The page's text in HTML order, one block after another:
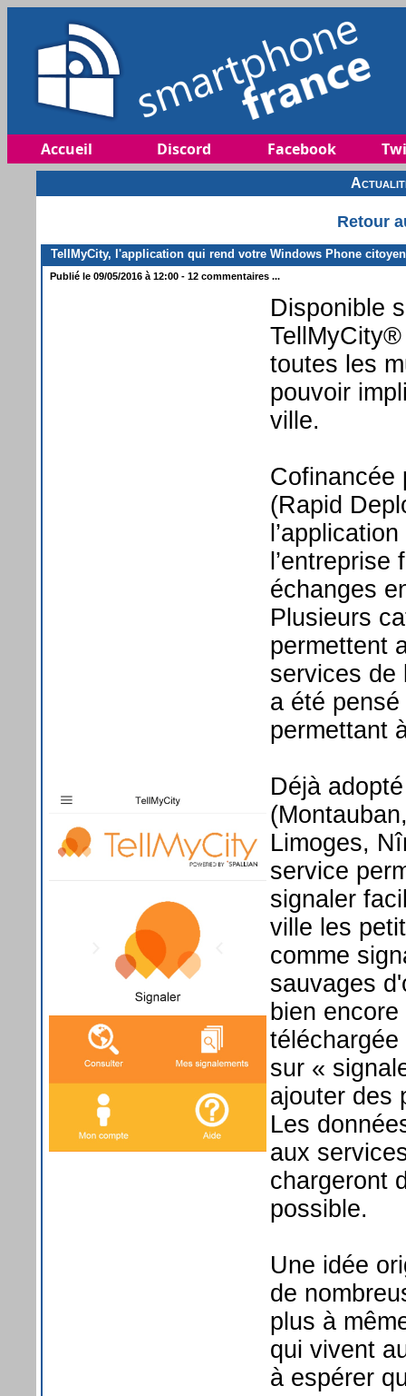
Accueil Discord Facebook
Retour
TellMyCity, l'application qui rend votre Windows Phone citoyen
Publié le 09/05/2016 à 12:00 - 12 commentaires ...
Disponible
toutes les
pouvoir
ville.
Cofinancée
(Rapid
échanges
Plusieurs
permettent
services de
a été
permettant
Déjà
Limoges,
service
signaler
ville les
comme
sauvages
bien
sur «
ajouter des
Les
aux
chargeront
possible.
Une idée
de
plus à
qui vivent
à espérer